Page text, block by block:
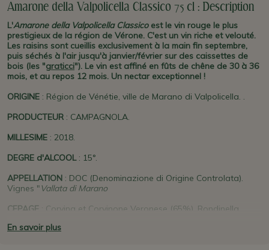
Amarone della Valpolicella Classico 75 cl : Description
L'Amarone della Valpolicella Classicoest le vin rouge le plus
prestigieux de la région de Vérone. C'est un vin riche et velouté.
Les raisins sont cueillis exclusivement à la main fin septembre,
puis séchés à l'air jusqu'à janvier/février sur des caissettes de
bois (les "graticci"). Le vin est affiné en fûts de chêne de 30 à 36
mois, et au repos 12 mois. Un nectar exceptionnel !
ORIGINE : Région de Vénétie, ville de Marano di Valpolicella. .
PRODUCTEUR : CAMPAGNOLA.
MILLESIME : 2018.
DEGRE d'ALCOOL: 15°.
APPELLATION : DOC (Denominazione di Origine Controlata).
Vignes "Vallata di Marano
CEPAGE : Corvina et Corvinone Veronese (65%), Rondinella
En savoir plus